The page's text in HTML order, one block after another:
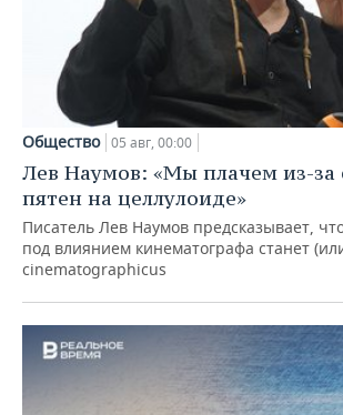
Общество 05 авг, 00:00
Лев Наумов: «Мы плачем из-за
пятен на целлулоиде»
Писатель Лев Наумов предсказывает,
под влиянием кинематографа станет
cinematographicus